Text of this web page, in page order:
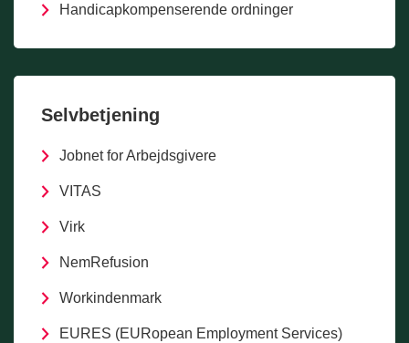
Handicapkompenserende ordninger
Selvbetjening
Jobnet for Arbejdsgivere
VITAS
Virk
NemRefusion
Workindenmark
EURES (EURopean Employment Services)